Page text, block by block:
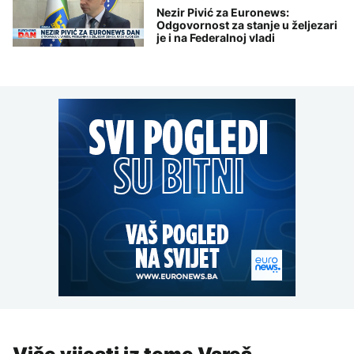
Nezir Pivić za Euronews:
Odgovornost za stanje u željezari
je i na Federalnoj vladi